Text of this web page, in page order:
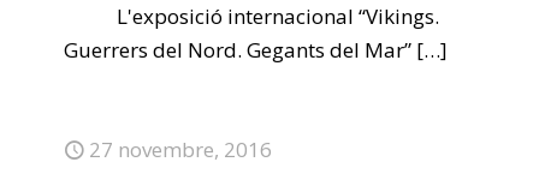
L'exposició internacional “Vikings.
Guerrers del Nord. Gegants del Mar” […]
27 novembre, 2016